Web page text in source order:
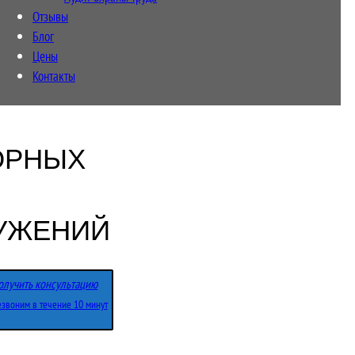
Отзывы
Блог
Цены
Контакты
консультацию
в течение 10 минут